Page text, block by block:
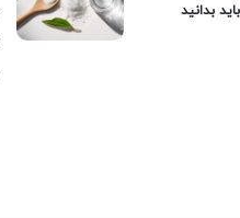
بدانید